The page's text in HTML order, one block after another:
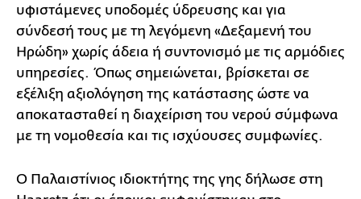
υφιστάμενες υποδομές ύδρευσης και για
σύνδεσή τους με τη λεγόμενη «Δεξαμενή του
Ηρώδη» χωρίς άδεια ή συντονισμό με τις αρμόδιες
υπηρεσίες. Όπως σημειώνεται, βρίσκεται σε
εξέλιξη αξιολόγηση της κατάστασης ώστε να
αποκατασταθεί η διαχείριση του νερού σύμφωνα
με τη νομοθεσία και τις ισχύουσες συμφωνίες.
Ο Παλαιστίνιος ιδιοκτήτης της γης δήλωσε στη